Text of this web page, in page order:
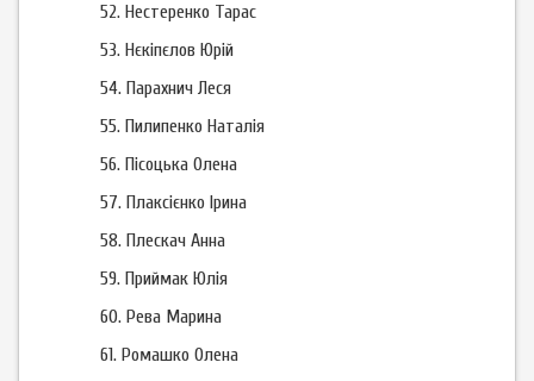
52. Нестеренко Тарас
53. Нєкіпєлов Юрій
54. Парахнич Леся
55. Пилипенко Наталія
56. Пісоцька Олена
57. Плаксієнко Ірина
58. Плескач Анна
59. Приймак Юлія
60. Рева Марина
61. Ромашко Олена